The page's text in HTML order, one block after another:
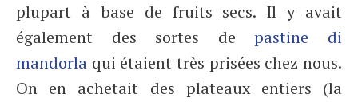
plupart à base de fruits secs. Il y avait
également des sortes depastine di
mandorla qui étaient très prisées chez nous.
On en achetait des plateaux entiers (la